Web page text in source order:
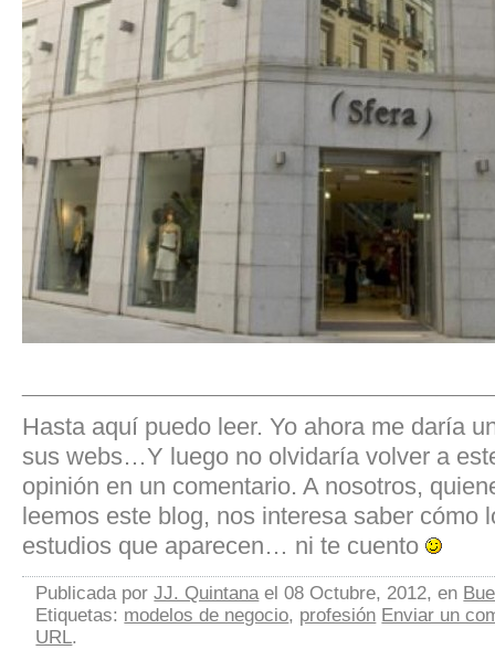
Hasta aquí puedo leer. Yo ahora me daría
sus webs…Y luego no olvidaría volver a
opinión en un comentario. A nosotros,
leemos este blog, nos interesa saber cómo
estudios que aparecen… ni te cuento
Publicada porJJ. Quintanael 08 Octubre, 2012, en
Etiquetas: modelos de negocio, profesión Enviar un
URL.